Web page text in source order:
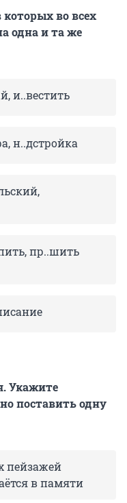
во всех
одна и та же
и..вестить
н..дстройка
пр..шить
Укажите
поставить одну
пейзажей
в памяти